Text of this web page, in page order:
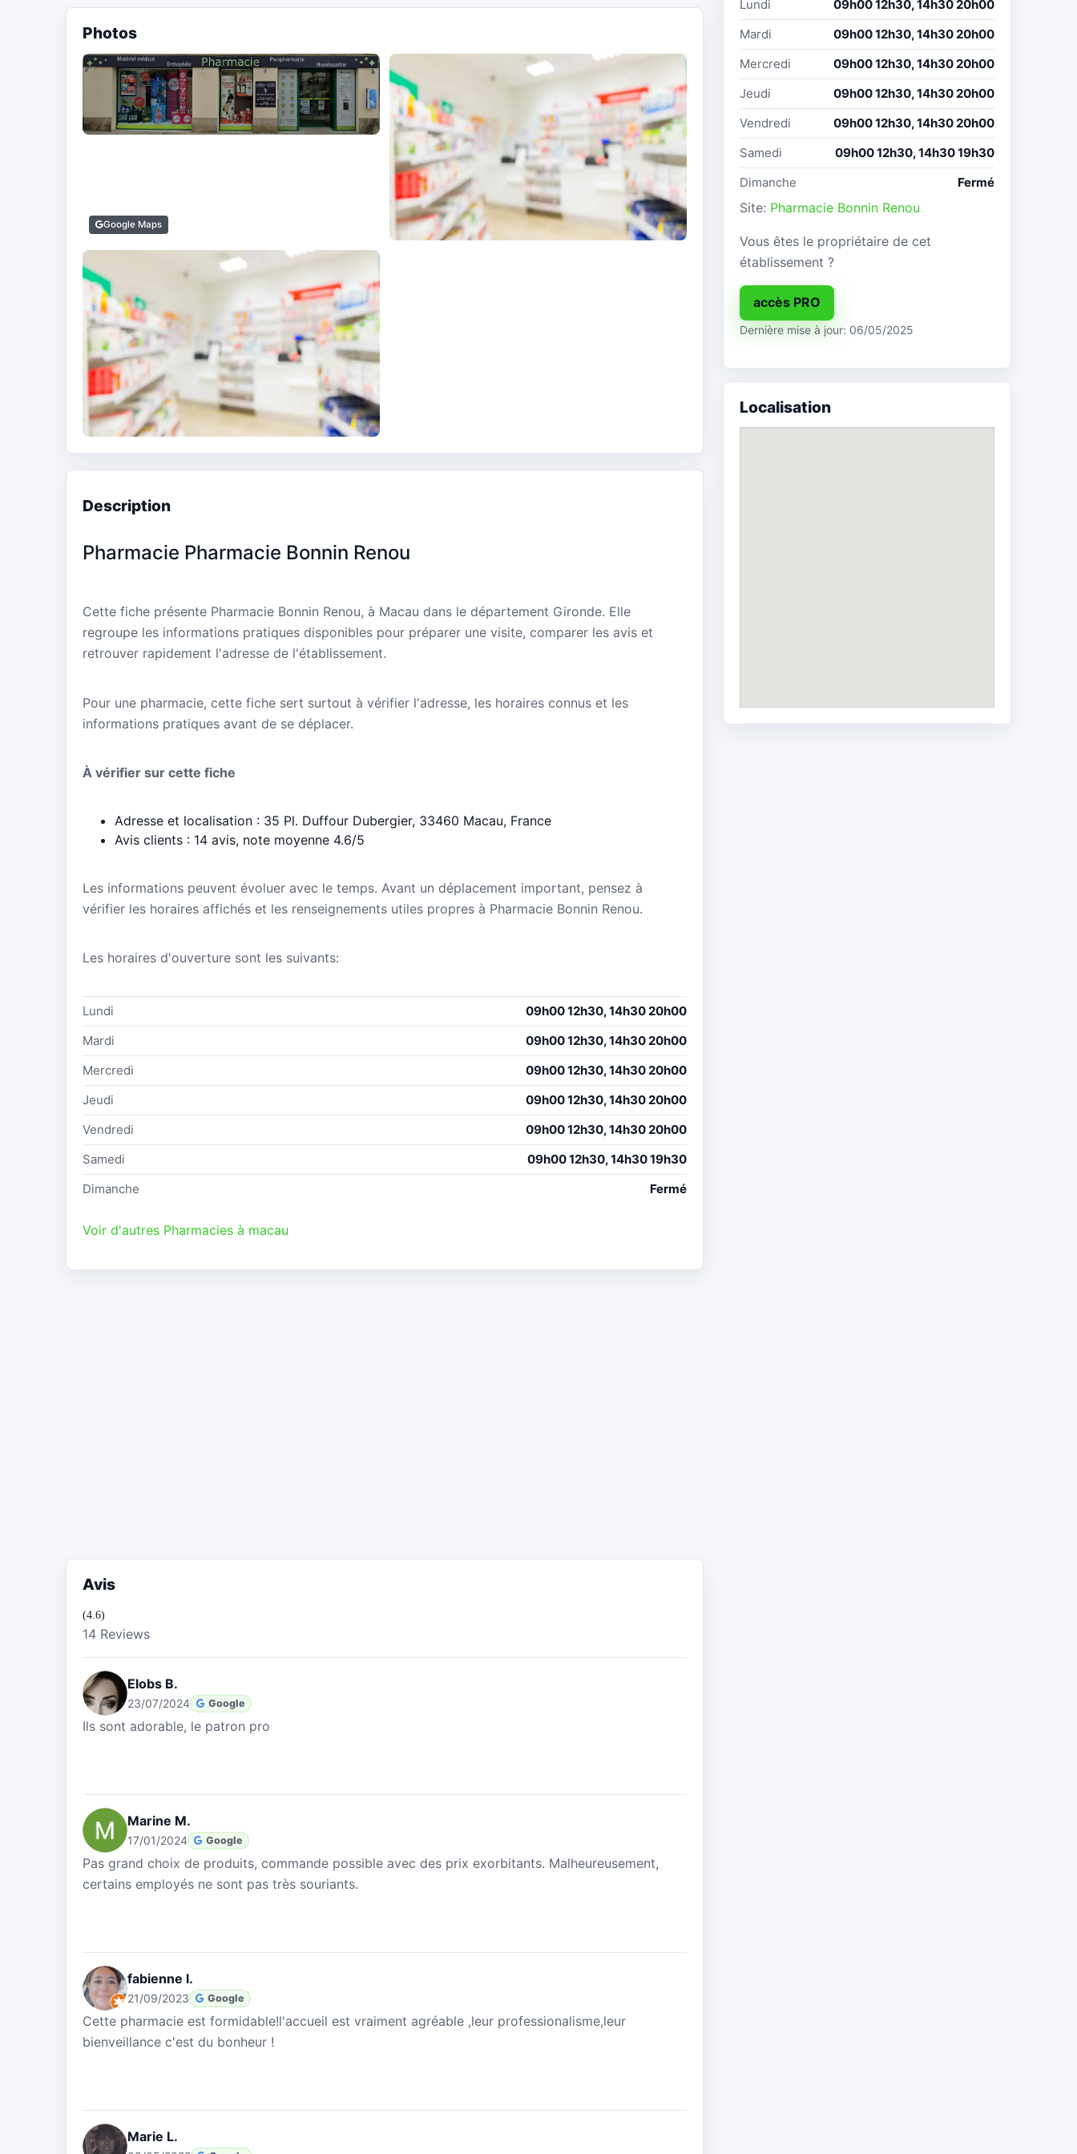
Photos
Google Maps
Description
Pharmacie Pharmacie Bonnin Renou
Cette fiche présente Pharmacie Bonnin Renou, à Macau dans le département Gironde. Elle
regroupe les informations pratiques disponibles pour préparer une visite, comparer les avis et
retrouver rapidement l'adresse de l'établissement.
Pour une pharmacie, cette fiche sert surtout à vérifier l'adresse, les horaires connus et les
informations pratiques avant de se déplacer.
À vérifier sur cette fiche
Adresse et localisation : 35 Pl. Duffour Dubergier, 33460 Macau, France
Avis clients : 14 avis, note moyenne 4.6/5
Les informations peuvent évoluer avec le temps. Avant un déplacement important, pensez à
vérifier les horaires affichés et les renseignements utiles propres à Pharmacie Bonnin Renou.
Les horaires d'ouverture sont les suivants:
Lundi
09h00 12h30, 14h30 20h00
Mardi
09h00 12h30, 14h30 20h00
Mercredi
09h00 12h30, 14h30 20h00
Jeudi
09h00 12h30, 14h30 20h00
Vendredi
09h00 12h30, 14h30 20h00
Samedi
09h00 12h30, 14h30 19h30
Dimanche
Fermé
Voir d'autres Pharmacies à macau
Avis
(4.6)
14 Reviews
Elobs B.
23/07/2024 Google
Ils sont adorable, le patron pro
Marine M.
17/01/2024 Google
Pas grand choix de produits, commande possible avec des prix exorbitants. Malheureusement,
certains employés ne sont pas très souriants.
fabienne l.
21/09/2023 Google
Cette pharmacie est formidable!l'accueil est vraiment agréable ,leur professionalisme,leur
bienveillance c'est du bonheur !
Marie L.
Lundi
09h00 12h30, 14h30 20h00
Mardi
09h00 12h30, 14h30 20h00
Mercredi
09h00 12h30, 14h30 20h00
Jeudi
09h00 12h30, 14h30 20h00
Vendredi
09h00 12h30, 14h30 20h00
Samedi
09h00 12h30, 14h30 19h30
Dimanche
Fermé
Site: Pharmacie Bonnin Renou
Vous êtes le propriétaire de cet
établissement ?
accès PRO
Dernière mise à jour: 06/05/2025
Localisation